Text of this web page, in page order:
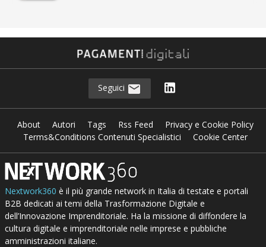
Seguici
About Autori Tags Rss Feed
Privacy e Cookie Policy
Terms&Conditions Contenuti Specialistici
Cookie Center
Nextwork360 è il più grande network in Italia di testate e portali
B2B dedicati ai temi della Trasformazione Digitale e
dell’Innovazione Imprenditoriale. Ha la missione di diffondere la
cultura digitale e imprenditoriale nelle imprese e pubbliche
amministrazioni italiane.